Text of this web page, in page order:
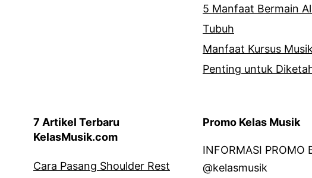
5 Manfaat Bermain
Tubuh
Manfaat Kursus
Penting untuk
7 Artikel Terbaru
KelasMusik.com
Cara Pasang Shoulder Rest
Promo Kelas Musik
INFORMASI PROMO
@kelasmusik